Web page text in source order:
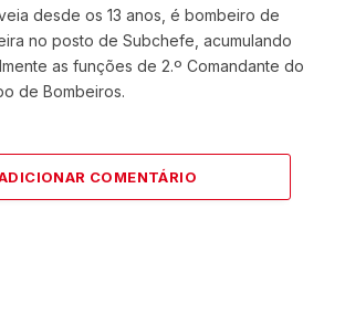
desde os 13 anos, é bombeiro de
no posto de Subchefe, acumulando
as funções de 2.º Comandante do
de Bombeiros.
COMENTÁRIO